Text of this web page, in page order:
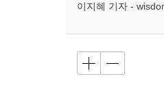
이지혜 기자 -